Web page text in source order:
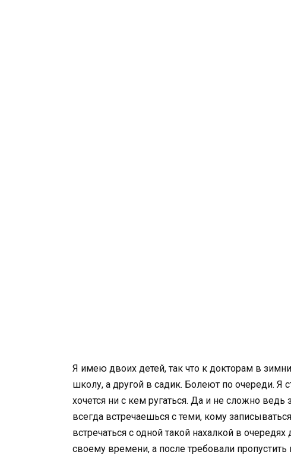
Я имею двоих детей, так что к докторам в
школу, а другой в садик. Болеют по очереди. Я
хочется ни с кем ругаться. Да и не сложно ведь
всегда встречаешься с теми, кому
встречаться с одной такой нахалкой в
своему времени, а после требовали